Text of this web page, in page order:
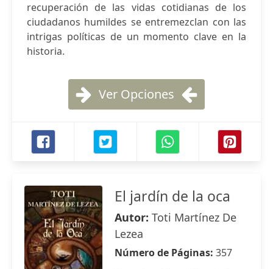
recuperación de las vidas cotidianas de los
ciudadanos humildes se entremezclan con las
intrigas políticas de un momento clave en la
historia.
Ver Opciones
El jardín de la oca
Autor: Toti Martínez De
Lezea
Número de Páginas: 357